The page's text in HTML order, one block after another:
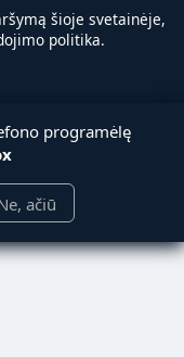
šioje svetainėje,
politika.
programėlę
ačiū